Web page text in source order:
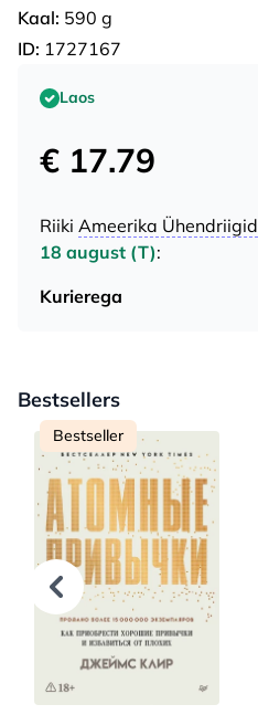
Kaal: 590 g
ID: 1727167
Laos
€ 17.79
Riiki Ameerika Ühendriigid
18 august (T):
Kurierega
Bestsellers
Bestseller